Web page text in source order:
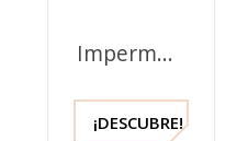
250 ml
¡DESCUBRE!